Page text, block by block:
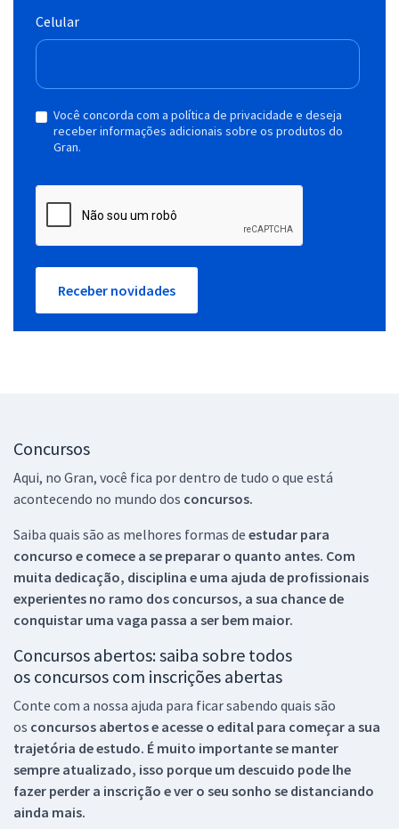
Celular
Você concorda com a política de privacidade e deseja
receber informações adicionais sobre os produtos do
Gran.
Receber novidades
Concursos
Aqui, no Gran, você fica por dentro de tudo o que está
acontecendo no mundo dos concursos.
Saiba quais são as melhores formas de estudar para
concurso e comece a se preparar o quanto antes. Com
muita dedicação, disciplina e uma ajuda de profissionais
experientes no ramo dos concursos, a sua chance de
conquistar uma vaga passa a ser bem maior.
Concursos abertos: saiba sobre todos
os concursos com inscrições abertas
Conte com a nossa ajuda para ficar sabendo quais são
os concursos abertos e acesse o edital para começar a sua
trajetória de estudo. É muito importante se manter
sempre atualizado, isso porque um descuido pode lhe
fazer perder a inscrição e ver o seu sonho se distanciando
ainda mais.